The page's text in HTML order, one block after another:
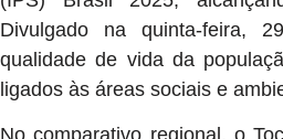
Divulgado na quinta-feira,
qualidade de vida da
ligados às áreas sociais e